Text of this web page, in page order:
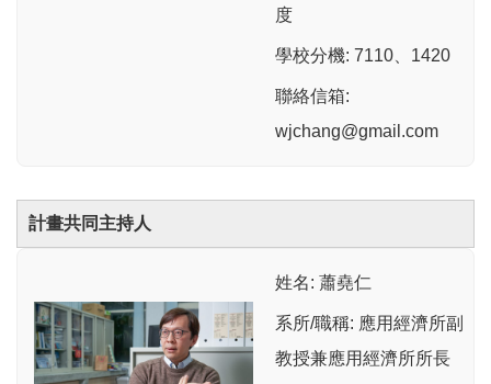
度
學校分機: 7110、1420
聯絡信箱:
wjchang@gmail.com
計畫共同主持人
姓名: 蕭堯仁
系所/職稱: 應用經濟所副
教授兼應用經濟所所長